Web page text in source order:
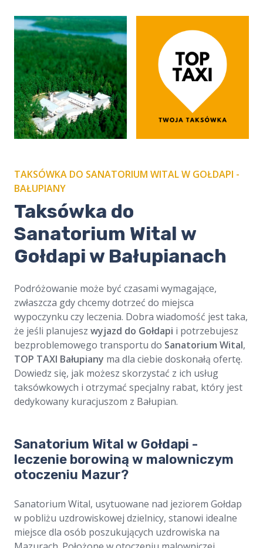
TAKSÓWKA DO SANATORIUM WITAL W GOŁDAPI -
BAŁUPIANY
​Taksówka do
Sanatorium Wital w
Gołdapi w Bałupianach
Podróżowanie może być czasami wymagające,
zwłaszcza gdy chcemy dotrzeć do miejsca
wypoczynku czy leczenia. Dobra wiadomość jest taka,
że jeśli planujesz wyjazd do Gołdapi i potrzebujesz
bezproblemowego transportu do Sanatorium Wital,
TOP TAXI Bałupiany ma dla ciebie doskonałą ofertę.
Dowiedz się, jak możesz skorzystać z ich usług
taksówkowych i otrzymać specjalny rabat, który jest
dedykowany kuracjuszom z Bałupian.
Sanatorium Wital w Gołdapi -
leczenie borowiną w malowniczym
otoczeniu Mazur?
Sanatorium Wital, usytuowane nad jeziorem Gołdap
w pobliżu uzdrowiskowej dzielnicy, stanowi idealne
miejsce dla osób poszukujących uzdrowiska na